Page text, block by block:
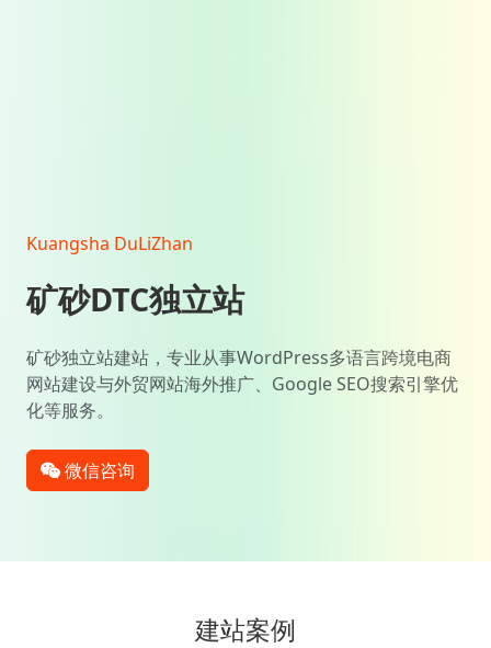
Kuangsha DuLiZhan
矿砂DTC独立站
矿砂独立站建站，专业从事WordPress多语言跨境电商
网站建设与外贸网站海外推广、Google SEO搜索引擎优
化等服务。
微信咨询
建站案例